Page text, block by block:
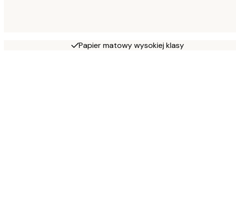
Papier matowy wysokiej klasy